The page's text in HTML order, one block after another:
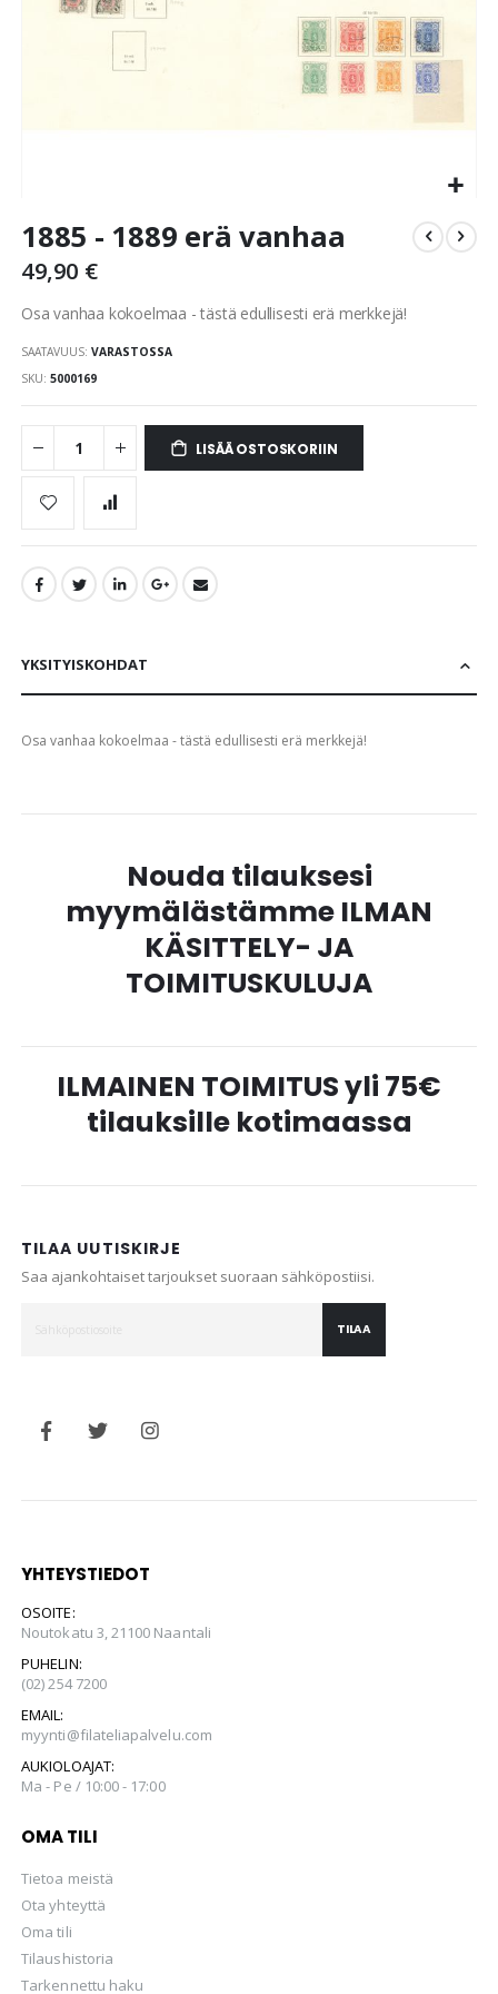
to
beginning
the
images
gallery
1885 - 1889 erä vanhaa
49,90 €
Osa vanhaa kokoelmaa - tästä edullisesti erä merkkejä!
SAATAVUUS: VARASTOSSA
SKU 5000169
LISÄÄ OSTOSKORIIN
YKSITYISKOHDAT
Osa vanhaa kokoelmaa - tästä edullisesti erä merkkejä!
Nouda tilauksesi
myymälästämme ILMAN
KÄSITTELY- JA
TOIMITUSKULUJA
ILMAINEN TOIMITUS yli 75€
tilauksille kotimaassa
TILAA UUTISKIRJE
Saa ajankohtaiset tarjoukset suoraan sähköpostiisi.
TILAA
YHTEYSTIEDOT
OSOITE:
Noutokatu 3, 21100 Naantali
PUHELIN:
(02) 254 7200
EMAIL:
myynti@filateliapalvelu.com
AUKIOLOAJAT:
Ma - Pe / 10:00 - 17:00
OMA TILI
Tietoa meistä
Ota yhteyttä
Oma tili
Tilaushistoria
Tarkennettu haku